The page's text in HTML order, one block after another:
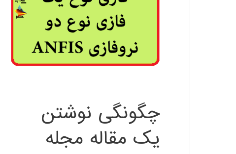
چگونگی نوشتن
یک مقاله مجله